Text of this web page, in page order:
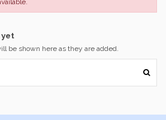
be shown here as they are added.